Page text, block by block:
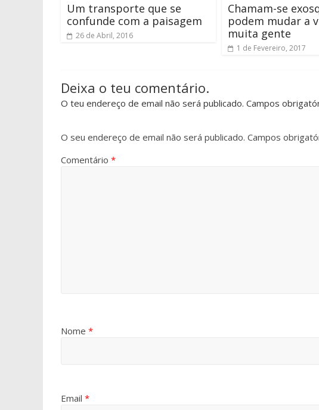
Um transporte que se
confunde com a paisagem
26 de Abril, 2016
Chamam-se
podem mudar a
muita gente
1 de Fevereiro, 2017
Deixa o teu comentário.
O teu endereço de email não será publicado. Campos
O seu endereço de email não será publicado. Campos
Comentário *
Nome *
Email *